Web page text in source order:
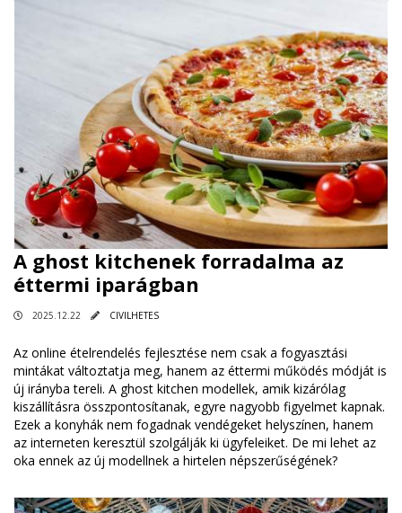
A ghost kitchenek forradalma az
éttermi iparágban
2025.12.22 CIVILHETES
Az online ételrendelés fejlesztése nem csak a fogyasztási
mintákat változtatja meg, hanem az éttermi működés módját is
új irányba tereli. A ghost kitchen modellek, amik kizárólag
kiszállításra összpontosítanak, egyre nagyobb figyelmet kapnak.
Ezek a konyhák nem fogadnak vendégeket helyszínen, hanem
az interneten keresztül szolgálják ki ügyfeleiket. De mi lehet az
oka ennek az új modellnek a hirtelen népszerűségének?